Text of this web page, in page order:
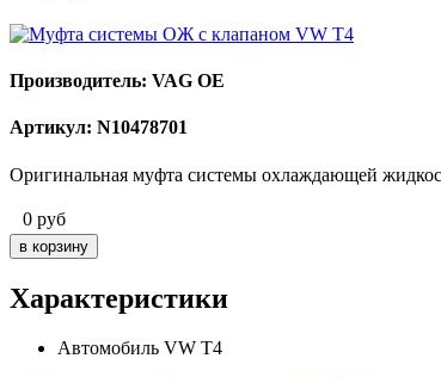
Производитель: VAG OE
Артикул: N10478701
Оригинальная муфта системы охлаждающей
0 руб
Характеристики
Автомобиль VW T4